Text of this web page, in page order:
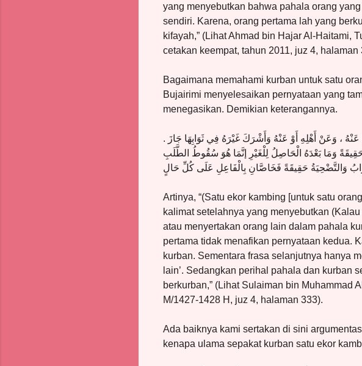
yang menyebutkan bahwa pahala orang
sendiri. Karena, orang pertama lah yang
kifayah,” (Lihat Ahmad bin Hajar Al-Haitami,
cetakan keempat, tahun 2011, juz 4, halaman
Bagaimana memahami kurban untuk satu
Bujairimi menyelesaikan pernyataan yang
menegasikan. Demikian keterangannya.
، وَعَنْ أَهْلِهِ أَوْ عَنْهُ وَأَشْرَكَ غَيْرَهُ فِي ثَوَابِهَا جَازَ .
وَمَا بَعْدَهُ الْحَاصِلُ لِلْغَيْرِ إنَّمَا هُوَ سُقُوطُ الطَّلَبِ
وَالتَّضْحِيَةُ حَقِيقَةً فَخَاصَّانِ بِالْفَاعِلِ عَلَى كُلِّ حَالٍ
Artinya, “(Satu ekor kambing [untuk satu
kalimat setelahnya yang menyebutkan
atau menyertakan orang lain dalam pahala
pertama tidak menafikan pernyataan kedua.
kurban. Sementara frasa selanjutnya hanya
lain’. Sedangkan perihal pahala dan kurban
berkurban,” (Lihat Sulaiman bin Muhammad
M/1427-1428 H, juz 4, halaman 333).
Ada baiknya kami sertakan di sini
kenapa ulama sepakat kurban satu ekor